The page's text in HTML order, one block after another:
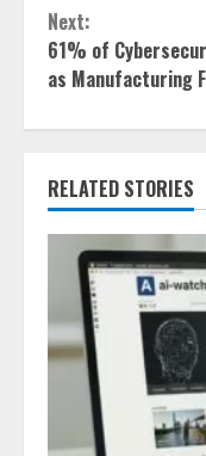
Next:
61% of
as Manufacturing
RELATED STORIES